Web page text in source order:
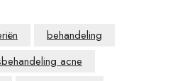
behandeling
acne